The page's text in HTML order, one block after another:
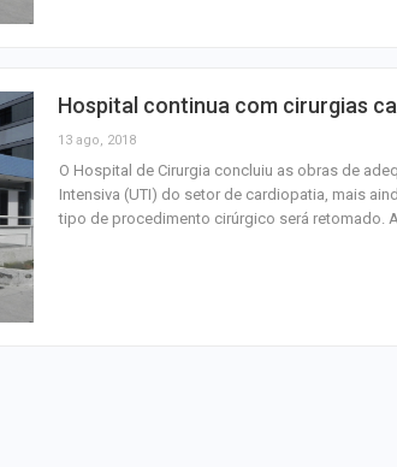
Hospital continua com cirurgias
13 ago, 2018
O Hospital de Cirurgia concluiu as obras de
Intensiva (UTI) do setor de cardiopatia, mais
tipo de procedimento cirúrgico será retomado.